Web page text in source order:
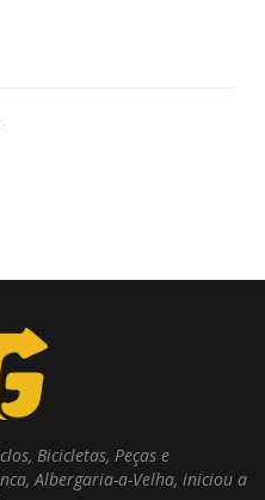
Bicicletas, Peças e
Albergaria-a-Velha, iniciou a